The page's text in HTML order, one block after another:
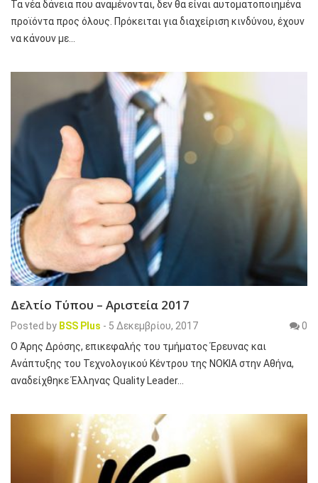
Τα νέα δάνεια που αναμένονται, δεν θα είναι αυτοματοποιημένα
προϊόντα προς όλους. Πρόκειται για διαχείριση κινδύνου, έχουν
να κάνουν με…
Δελτίο Τύπου – Αριστεία 2017
Posted by BSS Plus - 5 Δεκεμβρίου, 2017
0
Ο Άρης Δρόσης, επικεφαλής του τμήματος Έρευνας και
Ανάπτυξης του Τεχνολογικού Κέντρου της ΝΟΚΙΑ στην Αθήνα,
αναδείχθηκε Έλληνας Quality Leader…